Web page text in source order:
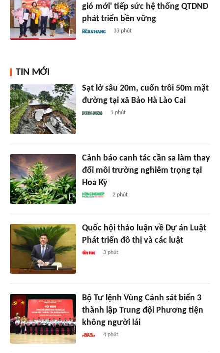
gió mới' tiếp sức hệ thống QTDND
phát triển bền vững
33 phút
TIN MỚI
Sạt lở sâu 20m, cuốn trôi 50m mặt
đường tại xã Bảo Hà Lào Cai
1 phút
Cảnh báo canh tác cần sa làm thay
đổi môi trường nghiêm trọng tại
Hoa Kỳ
2 phút
Quốc hội thảo luận về Dự án Luật
Phát triển đô thị và các luật
3 phút
Bộ Tư lệnh Vùng Cảnh sát biển 3
thành lập Trung đội Phương tiện
không người lái
4 phút